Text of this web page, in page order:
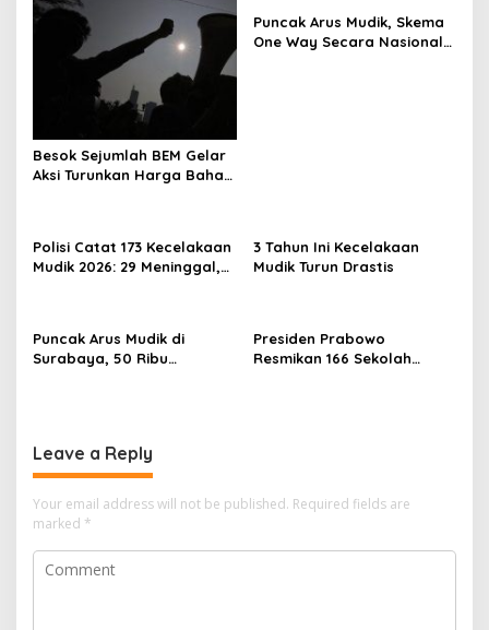
Besok Sejumlah BEM Gelar
Aksi Turunkan Harga Bahan
Puncak Arus Mudik, Skema
One Way Secara Nasional
Polisi Catat 173 Kecelakaan
Mudik 2026: 29 Meninggal,
3 Tahun Ini Kecelakaan
Mudik Turun Drastis
Puncak Arus Mudik di
Surabaya, 50 Ribu
Presiden Prabowo
Resmikan 166 Sekolah
Leave a Reply
Your email address will not be published. Required fields are
marked *